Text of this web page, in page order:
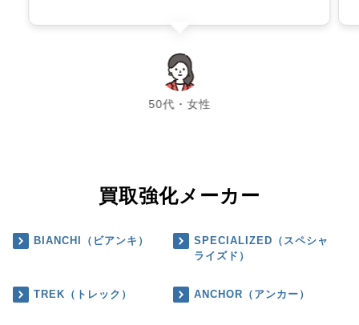
50代・女性
chevron_left chevron_right
買取強化メーカー
BIANCHI（ビアンキ）
SPECIALIZED（スペシャ
ライズド）
TREK（トレック） ANCHOR（アンカー）